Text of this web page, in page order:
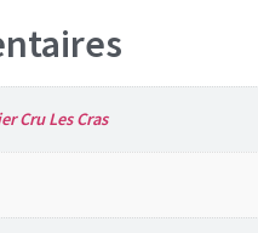
Cru Les Cras